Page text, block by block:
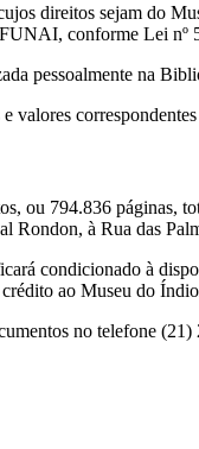
direitos sejam do
conforme Lei nº
pessoalmente na
valores
ou 794.836 páginas,
à Rua das
condicionado à
ao Museu do
no telefone